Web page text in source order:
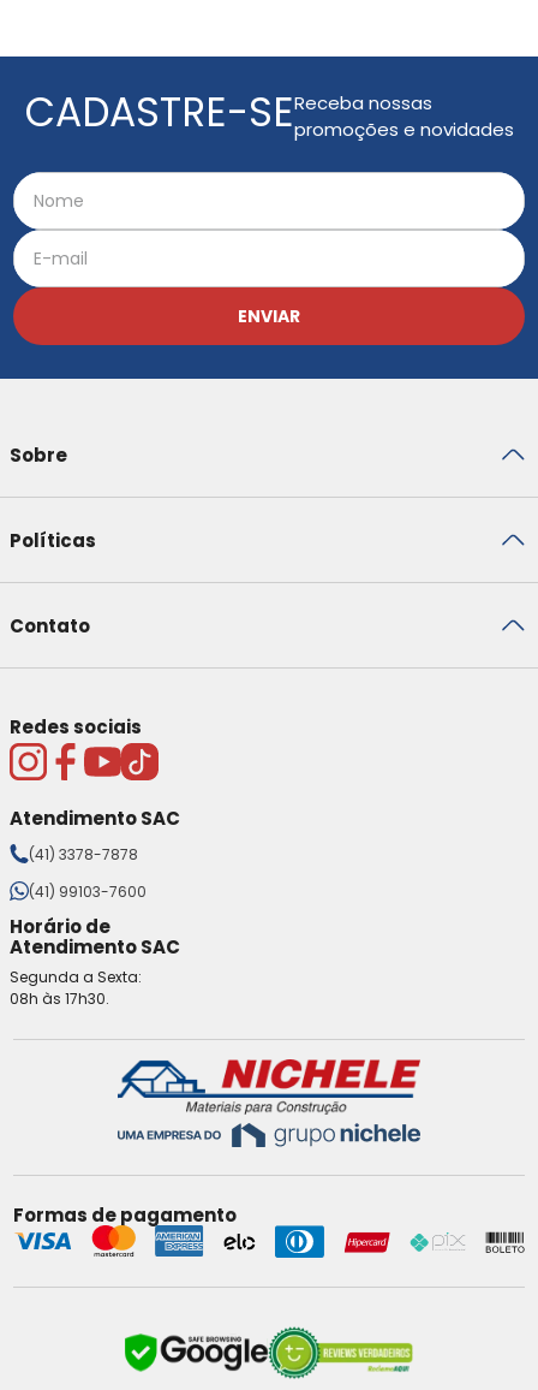
CADASTRE-SEReceba nossas
promoções e novidades
ENVIAR
Sobre
Políticas
Contato
Redes sociais
Atendimento SAC
(41) 3378-7878
(41) 99103-7600
Horário de
Atendimento SAC
Segunda a Sexta:
08h às 17h30.
Formas de pagamento